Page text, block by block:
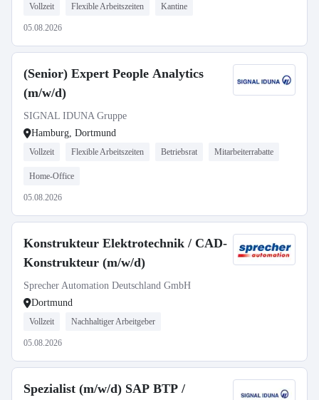
Vollzeit Flexible Arbeitszeiten Kantine
05.08.2026
(Senior) Expert People Analytics
(m/w/d)
SIGNAL IDUNA Gruppe
Hamburg, Dortmund
Vollzeit Flexible Arbeitszeiten Betriebsrat Mitarbeiterrabatte
Home-Office
05.08.2026
Konstrukteur Elektrotechnik / CAD-
Konstrukteur (m/w/d)
Sprecher Automation Deutschland GmbH
Dortmund
Vollzeit Nachhaltiger Arbeitgeber
05.08.2026
Spezialist (m/w/d) SAP BTP /